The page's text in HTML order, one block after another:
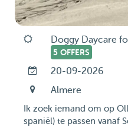
Doggy Daycare
5 OFFERS
20-09-2026
Almere
Ik zoek iemand om op
spaniël) te passen vanaf